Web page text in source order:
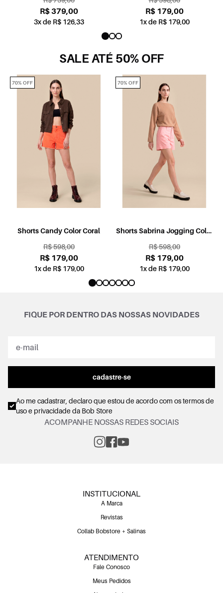
R$ 379,00
3x de R$ 126,33
R$ 179,00
1x de R$ 179,00
SALE ATÉ 50% OFF
Shorts Candy Color Coral
R$ 598,00
R$ 179,00
1x de R$ 179,00
70% OFF
Shorts Sabrina Jogging Color
R$ 598,00
R$ 179,00
1x de R$ 179,00
70% OFF
FIQUE POR DENTRO DAS NOSSAS NOVIDADES
cadastre-se
Ao me cadastrar, declaro que estou de acordo com ostermos de
uso e privacidadeda Bob Store
ACOMPANHE NOSSAS REDES SOCIAIS
INSTITUCIONAL
A Marca
Revistas
Collab Bobstore + Salinas
ATENDIMENTO
Fale Conosco
Meus Pedidos